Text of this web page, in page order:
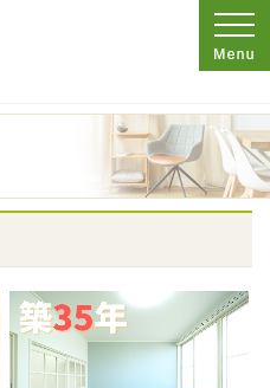
のリフォーム・新築戸建てを手がける
奈川県茅ケ崎市の工務店【オハナハウ